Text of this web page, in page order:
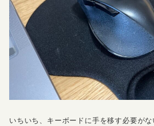
いちいち、キーボードに手を移す必要が